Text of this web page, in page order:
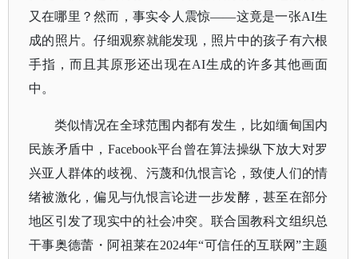
又在哪里？然而，事实令人震惊——这竟是一张AI生
成的照片。仔细观察就能发现，照片中的孩子有六根
手指，而且其原形还出现在AI生成的许多其他画面
中。
类似情况在全球范围内都有发生，比如缅甸国内
民族矛盾中， Facebook平台曾在算法操纵下放大对罗
兴亚人群体的歧视、污蔑和仇恨言论，致使人们的情
绪被激化，偏见与仇恨言论进一步发酵，甚至在部分
地区引发了现实中的社会冲突。联合国教科文组织总
干事奥德蕾・阿祖莱在2024年“可信任的互联网”主题